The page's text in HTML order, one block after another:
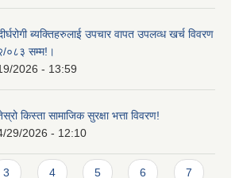
ब्यक्तिहरुलाई उपचार वापत उपलव्ध खर्च विवरण
०८३ सम्म!।
2026 - 13:59
किस्ता सामाजिक सुरक्षा भत्ता विवरण!
29/2026 - 12:10
3 4 5 6 7